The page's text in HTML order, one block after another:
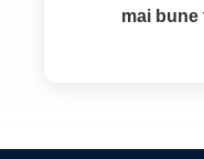
mai bune